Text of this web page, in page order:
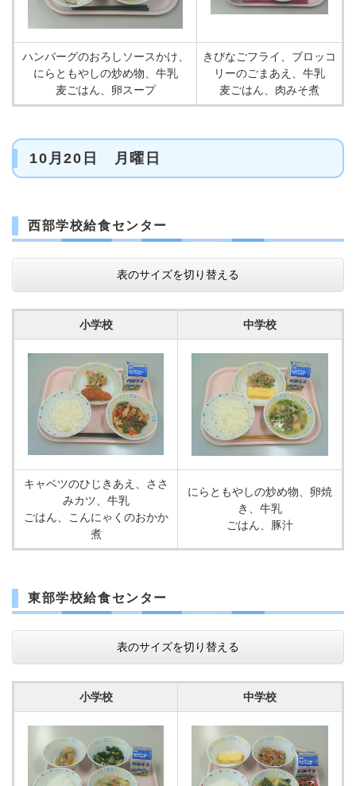
ハンバーグのおろしソースかけ、
にらともやしの炒め物、牛乳
麦ごはん、卵スープ
きびなごフライ、ブロッコ
リーのごまあえ、牛乳
麦ごはん、肉みそ煮
10月20日 月曜日
西部学校給食センター
表のサイズを切り替える
小学校 中学校
キャベツのひじきあえ、ささ
みカツ、牛乳
ごはん、こんにゃくのおかか
煮
にらともやしの炒め物、卵焼
き、牛乳
ごはん、豚汁
東部学校給食センター
表のサイズを切り替える
小学校 中学校